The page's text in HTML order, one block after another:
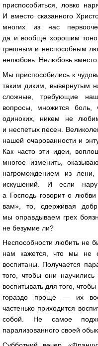
приспособиться, ловко
И вместо сказанного
многих из нас
да и вообще хорошим
грешным и неспособным
нелюбовь. Нелюбовь вместо
Мы приспособились к
таким диким, вывернутым
сложные, требующие
вопросы, множится боль,
одиноких, никем не
и неспетых песен.
нашей очарованности и
Как часто эти идеи,
многое изменить,
нагромождением из
искушений. И если
а Господь говорит о
вам», то, сдерживая
мы оправдываем грех
не безумие ли?
Неспособности любить не
нам кажется, что мы не
воспитаны. Получается
того, чтобы они
воспитывать для того,
гораздо проще — их
частенько приходится
собой. Не самое
парализованного своей